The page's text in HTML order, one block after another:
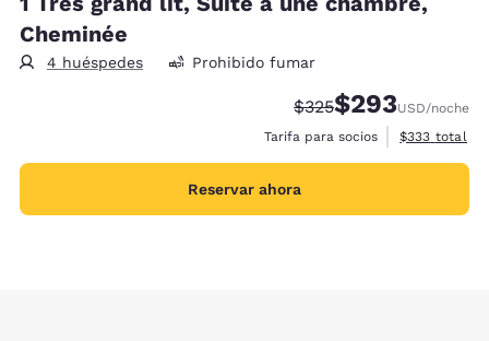
Cheminée
4 huéspedes Prohibido fumar
Precio tachado:
$325Precio con
$293USD/noche
Tarifa para socios
Ver detalles
$333 total
Reservar ahora